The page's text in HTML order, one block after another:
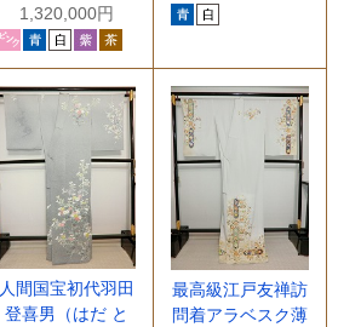
1,320,000円
人間国宝初代羽田
登喜男（はだ と
最高級江戸友禅訪
問着アラベスク薄